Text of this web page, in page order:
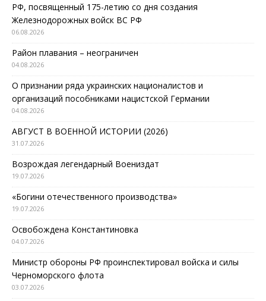
РФ, посвященный 175-летию со дня создания
Железнодорожных войск ВС РФ
06.08.2026
Район плавания – неограничен
04.08.2026
О признании ряда украинских националистов и
организаций пособниками нацистской Германии
04.08.2026
АВГУСТ В ВОЕННОЙ ИСТОРИИ (2026)
31.07.2026
Возрождая легендарный Воениздат
19.07.2026
«Богини отечественного производства»
19.07.2026
Освобождена Константиновка
04.07.2026
Министр обороны РФ проинспектировал войска и силы
Черноморского флота
03.07.2026